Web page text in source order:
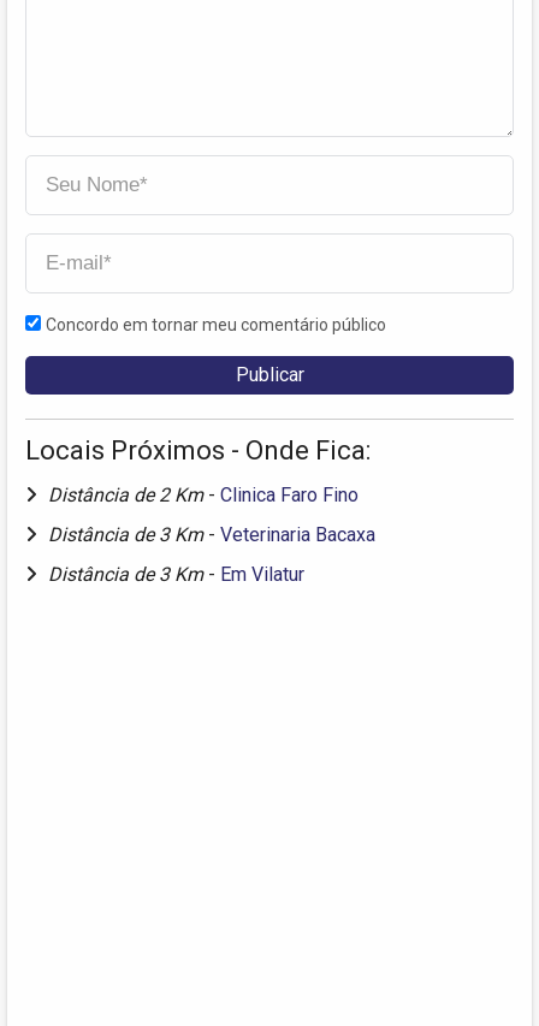
Concordo em tornar meu comentário público
Locais Próximos - Onde Fica:
Distância de 2 Km - Clinica Faro Fino
Distância de 3 Km - Veterinaria Bacaxa
Distância de 3 Km - Em Vilatur